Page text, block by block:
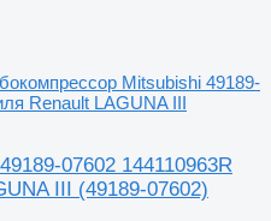
Mitsubishi 49189-
Renault LAGUNA III
07602 144110963R
III (49189-07602)